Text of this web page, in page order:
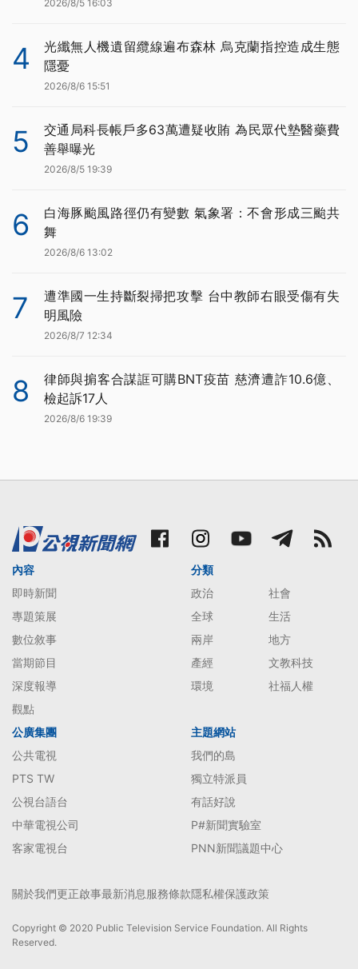
2026/8/5 16:03
4
光纖無人機遺留纜線遍布森林 烏克蘭指控造成生態
隱憂
2026/8/6 15:51
5
交通局科長帳戶多63萬遭疑收賄 為民眾代墊醫藥費
善舉曝光
2026/8/5 19:39
6
白海豚颱風路徑仍有變數 氣象署：不會形成三颱共
舞
2026/8/6 13:02
7
遭準國一生持斷裂掃把攻擊 台中教師右眼受傷有失
明風險
2026/8/7 12:34
8
律師與掮客合謀誆可購BNT疫苗 慈濟遭詐10.6億、
檢起訴17人
2026/8/6 19:39
內容
即時新聞
專題策展
數位敘事
當期節目
深度報導
觀點
分類
政治
社會
全球
生活
兩岸
地方
產經
文教科技
環境
社福人權
公廣集團
公共電視
PTS TW
公視台語台
中華電視公司
客家電視台
主題網站
我們的島
獨立特派員
有話好說
P#新聞實驗室
PNN新聞議題中心
關於我們更正啟事最新消息服務條款隱私權保護政策
Copyright © 2020 Public Television Service Foundation. All Rights
Reserved.